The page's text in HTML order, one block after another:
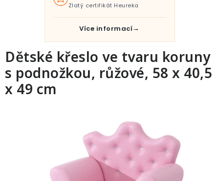
Dětské křeslo ve tvaru koruny
s podnožkou, růžové, 58 x 40,5
x 49 cm
Zlatý certifikát Heureka
Více informací